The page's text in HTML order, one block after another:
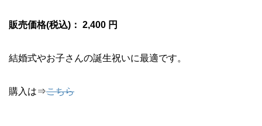
販売価格(税込)： 2,400 円
結婚式やお子さんの誕生祝いに最適です。
購入は⇒こちら